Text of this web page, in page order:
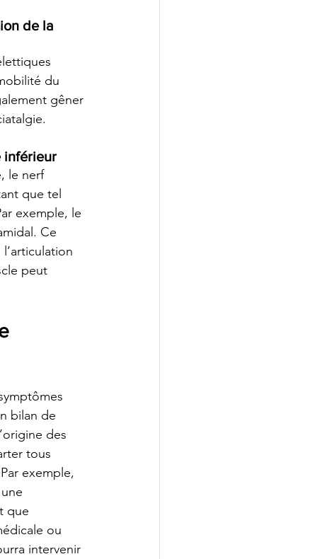
de la
du
gêner
inférieur
le nerf
que tel
exemple, le
Ce
peut
bilan de
des
tous
exemple,
que
ou
intervenir